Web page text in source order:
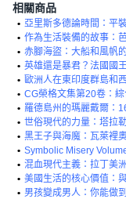
相關商品
• 亞里斯多德論時間：平
• 作為生活裝備的故事：
• 赤腳海盜：大船和風帆
• 英雄還是暴君？法國國
•
• CG榮格文集第20卷：
•
• 世俗現代的力量：塔拉
•
• Symbolic Misery
• 混血現代主義：拉丁美
• 美國生活的核心價值：
• 男孩變成男人：你能做